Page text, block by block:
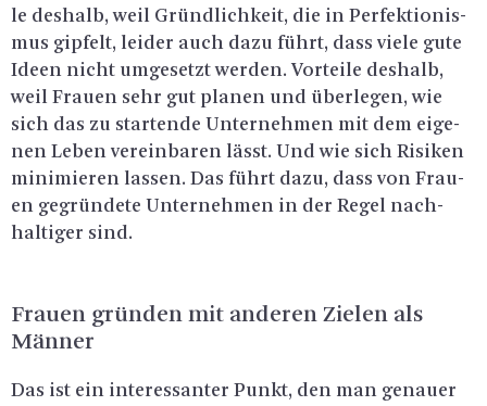
le des­halb, weil Gründ­lich­keit, die in Per­fek­tio­nis­
mus gip­felt, lei­der auch dazu führt, dass viele gute
Ideen nicht um­ge­setzt wer­den. Vor­tei­le des­halb,
weil Frau­en sehr gut pla­nen und über­le­gen, wie
sich das zu star­ten­de Un­ter­neh­men mit dem ei­ge­
nen Leben ver­ein­ba­ren lässt. Und wie sich Ri­si­ken
mi­ni­mie­ren las­sen. Das führt dazu, dass von Frau­
en ge­grün­de­te Un­ter­neh­men in der Regel nach­
hal­ti­ger sind.
Frau­en grün­den mit an­de­ren Zie­len als
Män­ner
Das ist ein in­ter­es­san­ter Punkt, den man ge­nau­er